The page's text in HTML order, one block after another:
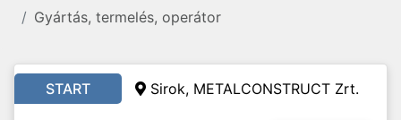
Gyártás, termelés, operátor
START Sirok, METALCONSTRUCT Zrt.